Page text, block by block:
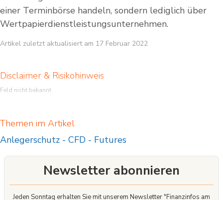
einer Terminbörse handeln, sondern lediglich über
Wertpapierdienstleistungsunternehmen.
Artikel zuletzt aktualisiert am 17 Februar 2022
Disclaimer & Risikohinweis
Feld nicht bekannt
Themen im Artikel
Anlegerschutz - CFD - Futures
Newsletter abonnieren
Jeden Sonntag erhalten Sie mit unserem Newsletter "Finanzinfos am